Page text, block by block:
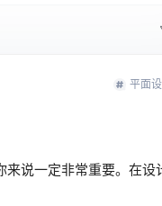
平面
来说一定非常重要。在设